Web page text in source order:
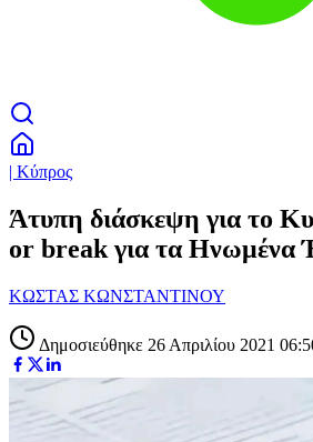
| Κύπρος
Άτυπη διάσκεψη για το
or break για τα Ηνωμένα
ΚΩΣΤΑΣ ΚΩΝΣΤΑΝΤΙΝΟΥ
Δημοσιεύθηκε 26 Απριλίου 2021